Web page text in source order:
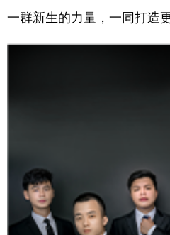
一群新生的力量，一同打造